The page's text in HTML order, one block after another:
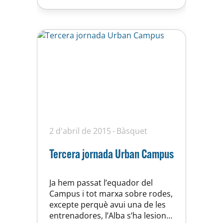
d’euros per la subvenció
2 d'abril de 2015 Bàsquet
Tercera jornada Urban Campus
Ja hem passat l’equador del
Campus i tot marxa sobre rodes,
excepte perquè avui una de les
entrenadores, l’Alba s’ha lesionat